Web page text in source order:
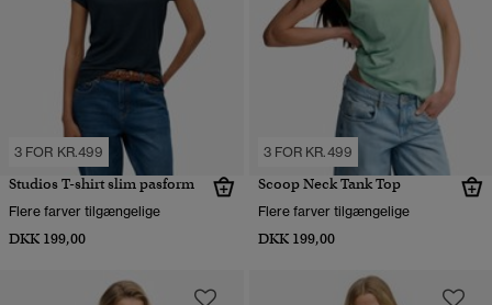
3 FOR KR.499
Studios T-shirt slim pasform
Flere farver tilgængelige
DKK 199,00
3 FOR KR.499
Scoop Neck Tank Top
Flere farver tilgængelige
DKK 199,00